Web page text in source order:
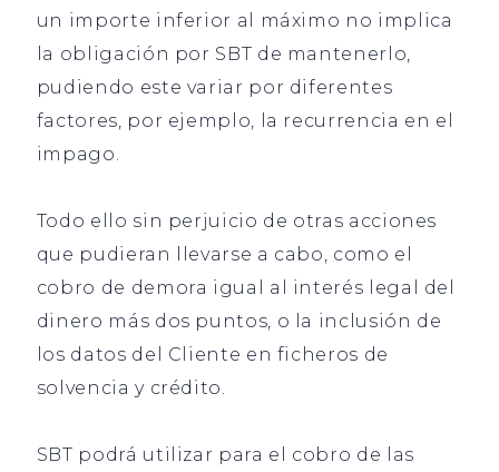
un importe inferior al máximo no implica
la obligación por SBT de mantenerlo,
pudiendo este variar por diferentes
factores, por ejemplo, la recurrencia en el
impago.
Todo ello sin perjuicio de otras acciones
que pudieran llevarse a cabo, como el
cobro de demora igual al interés legal del
dinero más dos puntos, o la inclusión de
los datos del Cliente en ficheros de
solvencia y crédito.
SBT podrá utilizar para el cobro de las